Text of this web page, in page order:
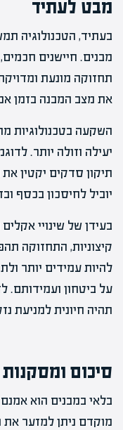
מבט לעתיד
בעתיד, הטכנולוגיה
מבנים. חיישנים
תחזוקה מונעת
את מצב המבנה בזמן
השקעה בטכנולוגיות
יעילה וזולה יותר.
תיקון סדקים יקטין
יוביל לחיסכון בכסף
בעידן של שינויי
קיצוניות, התחזוקה
להיות עמידים יותר
על ביטחון ועמידותם.
תהיה חיונית למניעת
סיכום ומסקנות
בלאי במבנים הוא
מוקדם ניתן למזער את